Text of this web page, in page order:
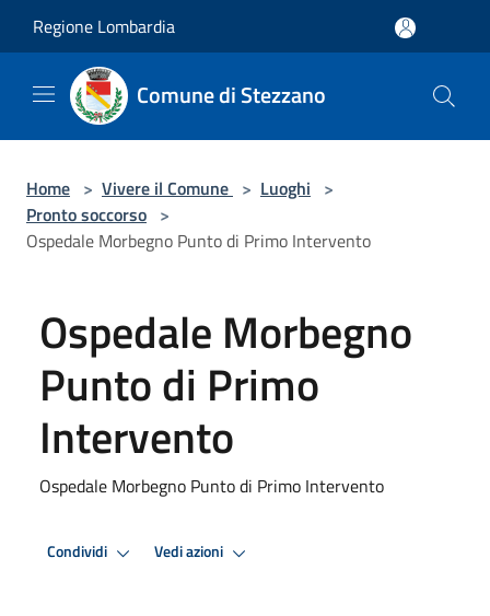
Regione Lombardia
Comune di Stezzano
Home > Vivere il Comune > Luoghi >
Pronto soccorso >
Ospedale Morbegno Punto di Primo Intervento
Ospedale Morbegno
Punto di Primo
Intervento
Ospedale Morbegno Punto di Primo Intervento
Condividi Vedi azioni